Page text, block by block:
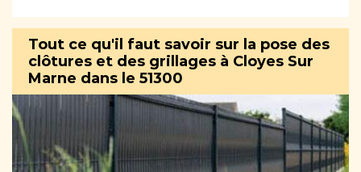
Tout ce qu'il faut savoir sur la pose des
clôtures et des grillages à Cloyes Sur
Marne dans le 51300